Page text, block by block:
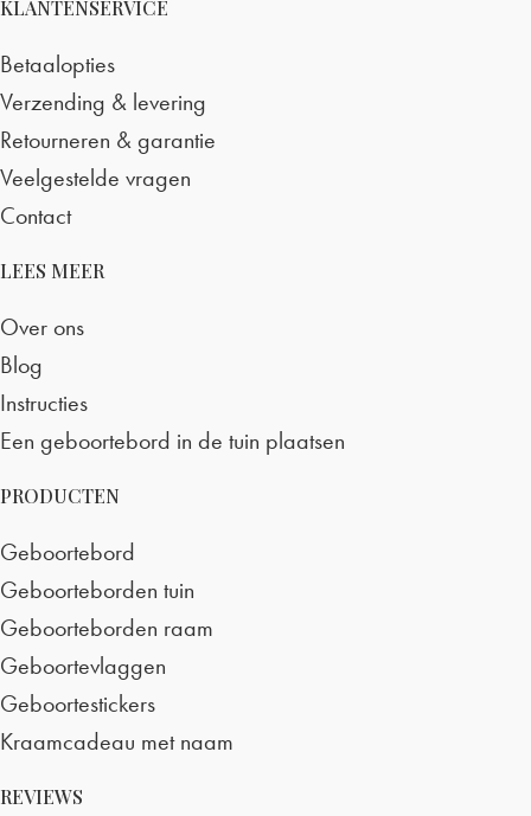
KLANTENSERVICE
Betaalopties
Verzending & levering
Retourneren & garantie
Veelgestelde vragen
Contact
LEES MEER
Over ons
Blog
Instructies
Een geboortebord in de tuin plaatsen
PRODUCTEN
Geboortebord
Geboorteborden tuin
Geboorteborden raam
Geboortevlaggen
Geboortestickers
Kraamcadeau met naam
REVIEWS